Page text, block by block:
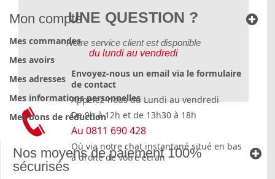
UNE QUESTION ?
Notre service client est disponible
du lundi au vendredi
Envoyez-nous un email via le formulaire
de contact
Appelez-nous du Lundi au vendredi
De 9h à 12h et de 13h30 à 18h
Au 0811 690 428
Où via notre chat instantané situé en bas
à droite de votre écran
Mon compte
Mes commandes
Mes avoirs
Mes adresses
Mes informations personnelles
Mes bons de réduction
Nos moyens de paiement 100%
sécurisés